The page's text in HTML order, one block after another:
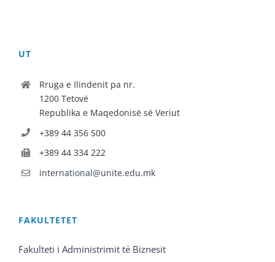
UT
Rruga e Ilindenit pa nr.
1200 Tetovë
Republika e Maqedonisë së Veriut
+389 44 356 500
+389 44 334 222
international@unite.edu.mk
FAKULTETET
Fakulteti i Administrimit të Biznesit